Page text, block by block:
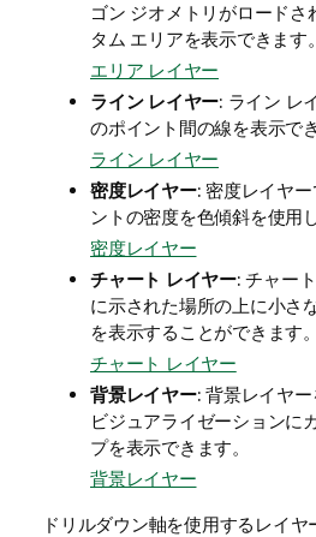
ゴン ジオメトリがロードさ
タム エリアを表示できます。
エリア レイヤー
ライン レイヤー: ライン レ
のポイント間の線を表示でき
ライン レイヤー
密度レイヤー: 密度レイヤ
ントの密度を色傾斜を使用
密度レイヤー
チャート レイヤー: チャー
に示された場所の上に小さ
を表示することができます。
チャート レイヤー
背景レイヤー: 背景レイヤ
ビジュアライゼーションに
プを表示できます。
背景レイヤー
ドリルダウン軸を使用するレイ